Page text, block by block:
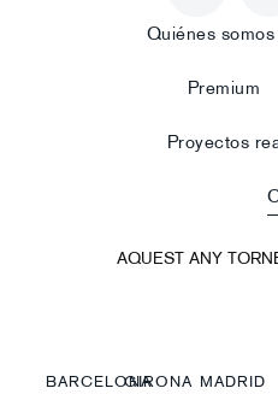
Quiénes somos
Premium
Proyectos
AQUEST ANY
BARCELONAGIRONA MADRID